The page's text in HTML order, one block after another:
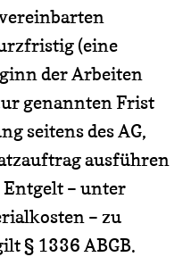
(eine
der Arbeiten
genannten Frist
seitens des AG,
ausführen
Entgelt – unter
– zu
§ 1336 ABGB.